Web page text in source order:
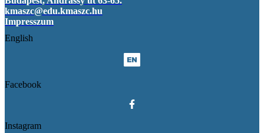
kmaszc@edu.kmaszc.hu
Impresszum
English
Facebook
Instagram